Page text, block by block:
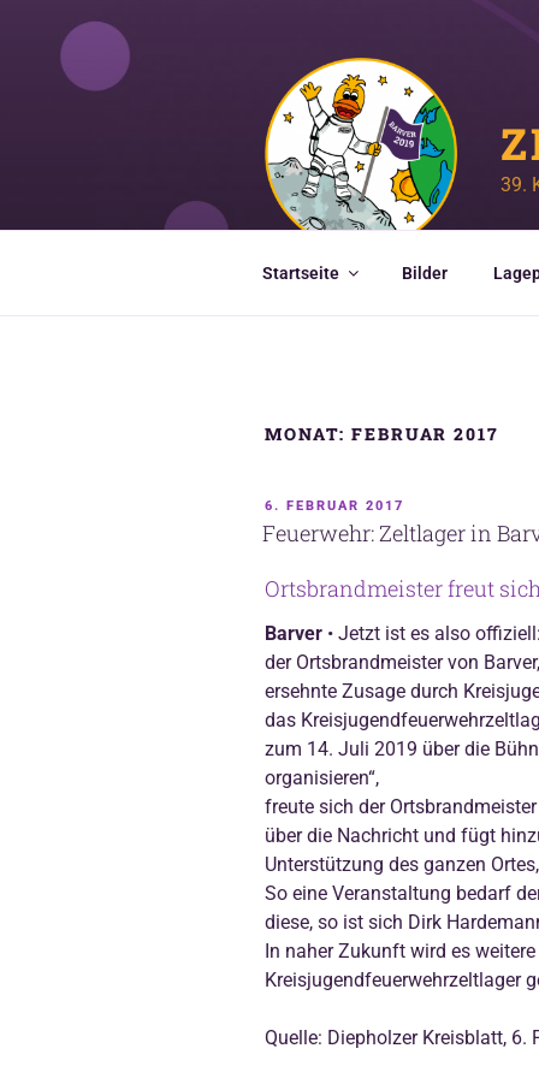
springen
39.
Startseite Bilder
MONAT: FEBRUAR 2017
VERÖFFENTLICHT
AM
6. FEBRUAR 2017
Feuerwehr: Zeltlager in
Ortsbrandmeister freut
Barver • Jetzt ist es also
der Ortsbrandmeister von
ersehnte Zusage durch
das
zum 14. Juli 2019 über die
organisieren“,
freute sich der
über die Nachricht und fügt
Unterstützung des ganzen
So eine Veranstaltung bedarf
diese, so ist sich Dirk
In naher Zukunft wird es
Kreisjugendfeuerwehrzeltlager
Quelle: Diepholzer Kreisblatt, 6.